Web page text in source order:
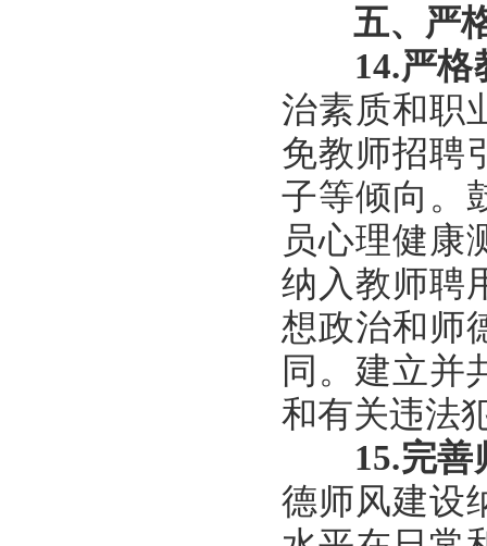
五、严
14.严格
治素质和职
免教师招聘
子等倾向。
员心理健康
纳入教师聘
想政治和师
同。建立并
和有关违法
15.完善
德师风建设